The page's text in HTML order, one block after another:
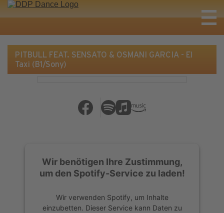
PITBULL FEAT. SENSATO & OSMANI GARCIA - El
Taxi (B1/Sony)
Wir benötigen Ihre Zustimmung,
um den Spotify-Service zu laden!
Wir verwenden Spotify, um Inhalte
einzubetten. Dieser Service kann Daten zu